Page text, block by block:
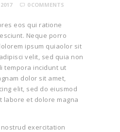
0 COMMENTS
eos qui ratione
Neque porro
ipsum quiaolor sit
velit, sed quia non
tempora incidunt ut
dolor sit amet,
elit, sed do eiusmod
labore et dolore magna
exercitation